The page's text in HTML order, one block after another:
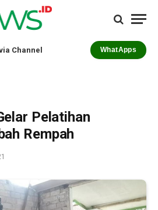
Channel WhatApps
Pelatihan
Rempah